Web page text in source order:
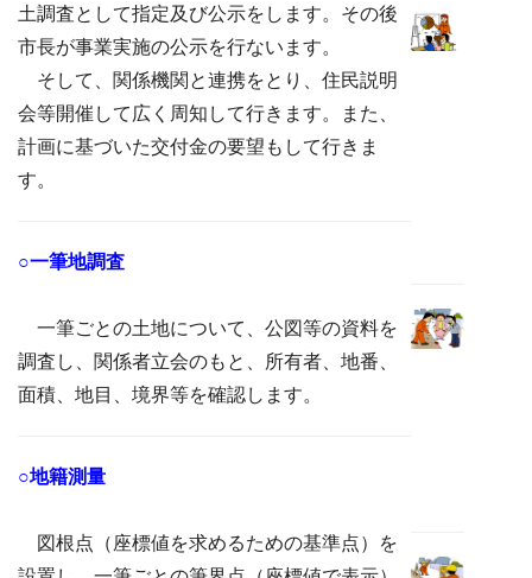
土調査として指定及び公示をします。その後
市長が事業実施の公示を行ないます。
そして、関係機関と連携をとり、住民説明
会等開催して広く周知して行きます。また、
計画に基づいた交付金の要望もして行きま
す。
○一筆地調査
一筆ごとの土地について、公図等の資料を
調査し、関係者立会のもと、所有者、地番、
面積、地目、境界等を確認します。
○地籍測量
図根点（座標値を求めるための基準点）を